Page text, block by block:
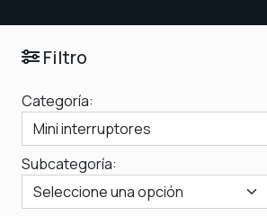
Filtro
Categoría:
Subcategoría: